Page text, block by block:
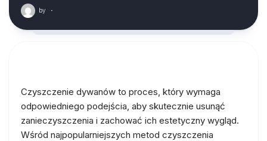
by ·
Czyszczenie dywanów to proces, który wymaga
odpowiedniego podejścia, aby skutecznie usunąć
zanieczyszczenia i zachować ich estetyczny wygląd.
Wśród najpopularniejszych metod czyszczenia